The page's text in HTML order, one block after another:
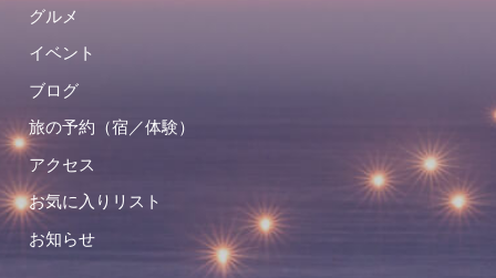
グルメ
イベント
ブログ
旅の予約（宿／体験）
アクセス
お気に入りリスト
お知らせ